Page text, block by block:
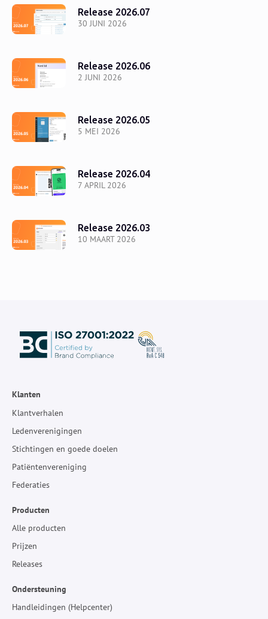
30 JUNI 2026
Release 2026.07
2 JUNI 2026
Release 2026.06
5 MEI 2026
Release 2026.05
7 APRIL 2026
Release 2026.04
10 MAART 2026
Release 2026.03
Klanten
Klantverhalen
Ledenverenigingen
Stichtingen en goede doelen
Patiëntenvereniging
Federaties
Producten
Alle producten
Prijzen
Releases
Ondersteuning
Handleidingen (Helpcenter)